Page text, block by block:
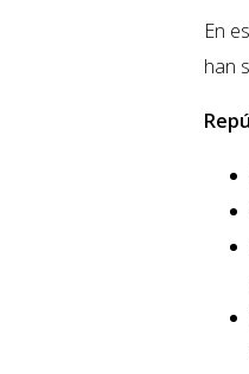
En
han